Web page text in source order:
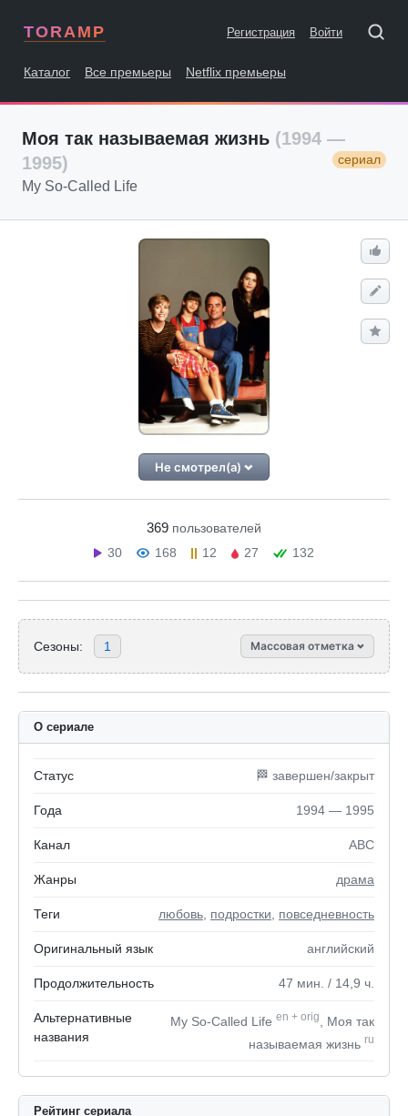
TORAMP Регистрация Войти
Каталог Все премьеры Netflix премьеры
Моя так называемая жизнь (1994 —
1995)
сериал
My So-Called Life
Не смотрел(а)
369 пользователей
30
168 12 27 132
Сезоны: 1 Массовая отметка
О сериале
Статус 🏁 завершен/закрыт
Года 1994 — 1995
Канал ABC
Жанры драма
Теги любовь подростки повседневность
Оригинальный язык английский
Продолжительность 47 мин. / 14,9 ч.
Альтернативные
названия
My So-Called Life en + orig
, Моя так
называемая жизнь ru
Рейтинг сериала